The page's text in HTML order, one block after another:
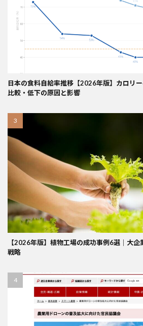
日本の食料自給率推移【2026年版】カロリ
比較・低下の原因と影響
【2026年版】植物工場の成功事例6選｜大
戦略